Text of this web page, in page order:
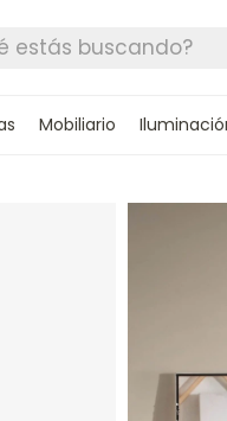
Mobiliario